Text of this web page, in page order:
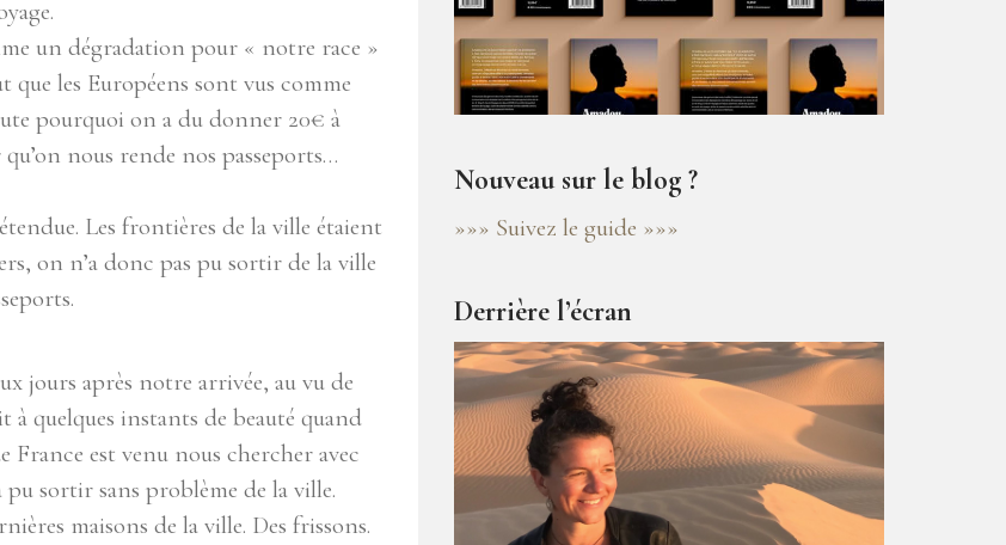
un dégradation pour « notre race »
que les Européens sont vus comme
pourquoi on a du donner 20€ à
nous rende nos passeports…
Les frontières de la ville étaient
on n’a donc pas pu sortir de la ville
jours après notre arrivée, au vu de
à quelques instants de beauté quand
France est venu nous chercher avec
pu sortir sans problème de la ville.
maisons de la ville. Des frissons.
Nouveau sur le blog ?
»»» Suivez le guide »»»
Derrière l’écran